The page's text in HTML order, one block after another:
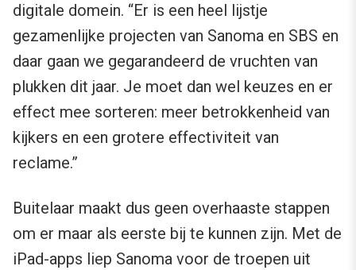
digitale domein. “Er is een heel lijstje
gezamenlijke projecten van Sanoma en SBS en
daar gaan we gegarandeerd de vruchten van
plukken dit jaar. Je moet dan wel keuzes en er
effect mee sorteren: meer betrokkenheid van
kijkers en een grotere effectiviteit van
reclame.”
Buitelaar maakt dus geen overhaaste stappen
om er maar als eerste bij te kunnen zijn. Met de
iPad-apps liep Sanoma voor de troepen uit